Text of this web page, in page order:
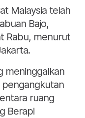
Malaysia telah
Bajo,
Rabu, menurut
meninggalkan
pengangkutan
ruang
Berapi